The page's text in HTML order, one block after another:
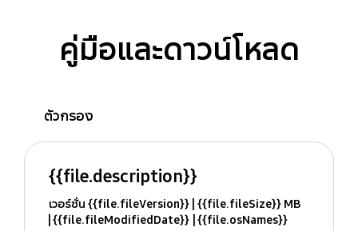
คู่มือและดาวน์โหลด
ตัวกรอง
{{file.description}}
เวอร์ชั่น {{file.fileVersion}} {{file.fileSize}} MB
{{file.fileModifiedDate}} {{file.osNames}}